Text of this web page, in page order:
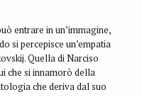
entrare in un’immagine,
si percepisce un’empatia
Quella di Narciso
che si innamorò della
che deriva dal suo